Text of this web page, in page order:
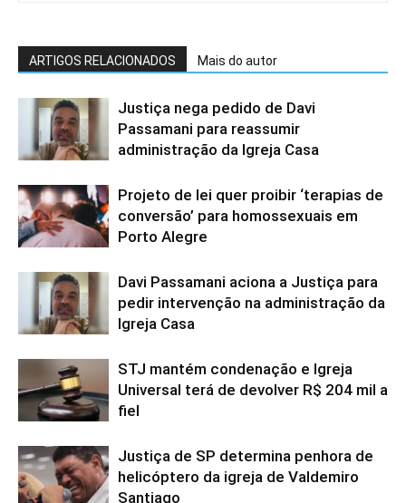
ARTIGOS RELACIONADOS Mais do autor
Justiça nega pedido de Davi
Passamani para reassumir
administração da Igreja Casa
Projeto de lei quer proibir ‘terapias de
conversão’ para homossexuais em
Porto Alegre
Davi Passamani aciona a Justiça para
pedir intervenção na administração da
Igreja Casa
STJ mantém condenação e Igreja
Universal terá de devolver R$ 204 mil a
fiel
Justiça de SP determina penhora de
helicóptero da igreja de Valdemiro
Santiago